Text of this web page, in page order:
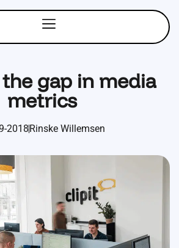
gap in media
metrics
2018Rinske Willemsen